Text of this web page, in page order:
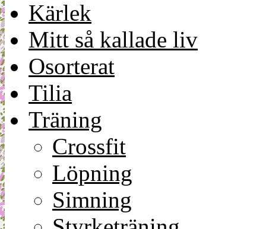
Kärlek
Mitt så kallade liv
Osorterat
Tilia
Träning
Crossfit
Löpning
Simning